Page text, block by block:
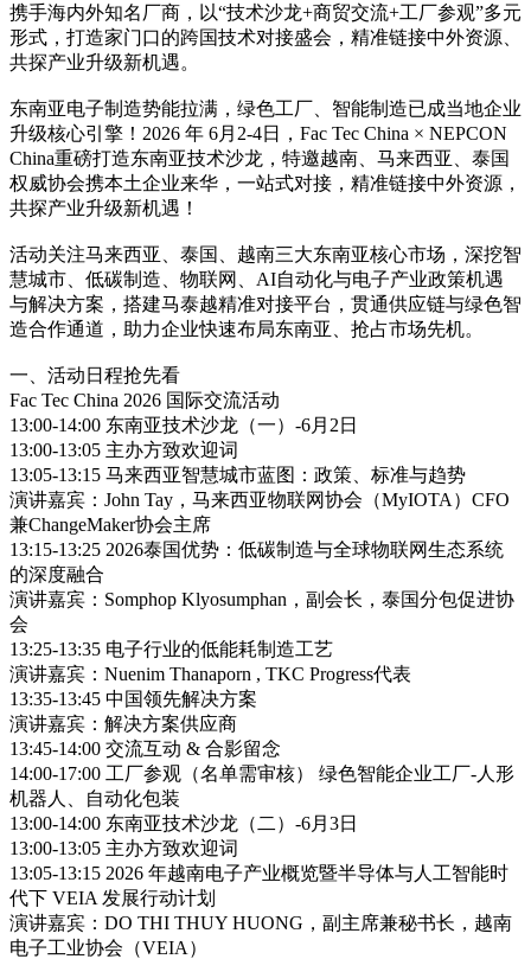
携手海内外知名厂商，以“技术沙龙+商贸交流+工厂参观”多元
形式，打造家门口的跨国技术对接盛会，精准链接中外资源、
共探产业升级新机遇。
东南亚电子制造势能拉满，绿色工厂、智能制造已成当地企业
升级核心引擎！2026 年 6月2-4日，Fac Tec China × NEPCON
China重磅打造东南亚技术沙龙，特邀越南、马来西亚、泰国
权威协会携本土企业来华，一站式对接，精准链接中外资源，
共探产业升级新机遇！
活动关注马来西亚、泰国、越南三大东南亚核心市场，深挖智
慧城市、低碳制造、物联网、AI自动化与电子产业政策机遇
与解决方案，搭建马泰越精准对接平台，贯通供应链与绿色智
造合作通道，助力企业快速布局东南亚、抢占市场先机。
一、活动日程抢先看
Fac Tec China 2026 国际交流活动
13:00-14:00 东南亚技术沙龙（一）-6月2日
13:00-13:05 主办方致欢迎词
13:05-13:15 马来西亚智慧城市蓝图：政策、标准与趋势
演讲嘉宾：John Tay，马来西亚物联网协会（MyIOTA）CFO
兼ChangeMaker协会主席
13:15-13:25 2026泰国优势：低碳制造与全球物联网生态系统
的深度融合
演讲嘉宾：Somphop Klyosumphan，副会长，泰国分包促进协
会
13:25-13:35 电子行业的低能耗制造工艺
演讲嘉宾：Nuenim Thanaporn , TKC Progress代表
13:35-13:45 中国领先解决方案
演讲嘉宾：解决方案供应商
13:45-14:00 交流互动 & 合影留念
14:00-17:00 工厂参观（名单需审核） 绿色智能企业工厂-人形
机器人、自动化包装
13:00-14:00 东南亚技术沙龙（二）-6月3日
13:00-13:05 主办方致欢迎词
13:05-13:15 2026 年越南电子产业概览暨半导体与人工智能时
代下 VEIA 发展行动计划
演讲嘉宾：DO THI THUY HUONG，副主席兼秘书长，越南
电子工业协会（VEIA）